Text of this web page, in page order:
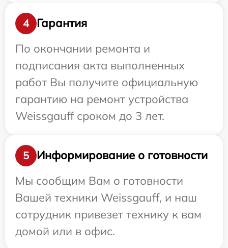
4
Гарантия
По окончании ремонта и
подписания акта выполненных
работ Вы получите официальную
гарантию на ремонт устройства
Weissgauff сроком до 3 лет.
5
Информирование о готовности
Мы сообщим Вам о готовности
Вашей техники Weissgauff, и наш
сотрудник привезет технику к вам
домой или в офис.